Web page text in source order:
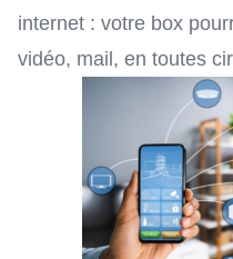
internet : votre box
vidéo, mail, en toutes